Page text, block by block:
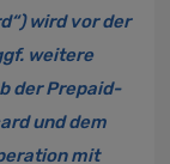
wird vor der
weitere
der Prepaid-
und dem
mit